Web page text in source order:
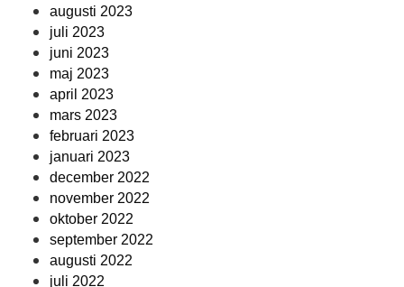
augusti 2023
juli 2023
juni 2023
maj 2023
april 2023
mars 2023
februari 2023
januari 2023
december 2022
november 2022
oktober 2022
september 2022
augusti 2022
juli 2022